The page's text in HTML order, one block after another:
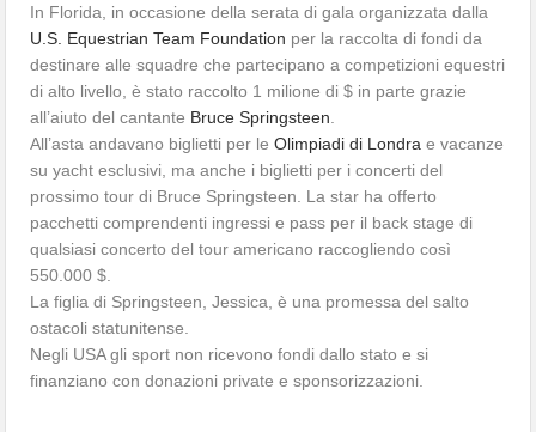
In Florida, in occasione della serata di gala organizzata dalla
U.S. Equestrian Team Foundation per la raccolta di fondi da
destinare alle squadre che partecipano a competizioni equestri
di alto livello, è stato raccolto 1 milione di $ in parte grazie
all’aiuto del cantante Bruce Springsteen
All’asta andavano biglietti per leOlimpiadi di Londra e vacanze
su yacht esclusivi, ma anche i biglietti per i concerti del
prossimo tour di Bruce Springsteen. La star ha offerto
pacchetti comprendenti ingressi e pass per il back stage di
qualsiasi concerto del tour americano raccogliendo così
550.000 $.
La figlia di Springsteen, Jessica, è una promessa del salto
ostacoli statunitense.
Negli USA gli sport non ricevono fondi dallo stato e si
finanziano con donazioni private e sponsorizzazioni.